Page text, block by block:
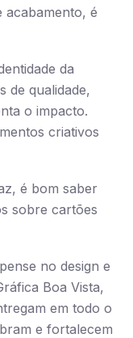
acabamento, é
da
de qualidade,
o impacto.
criativos
é bom saber
sobre cartões
no design e
Boa Vista,
em todo o
e fortalecem